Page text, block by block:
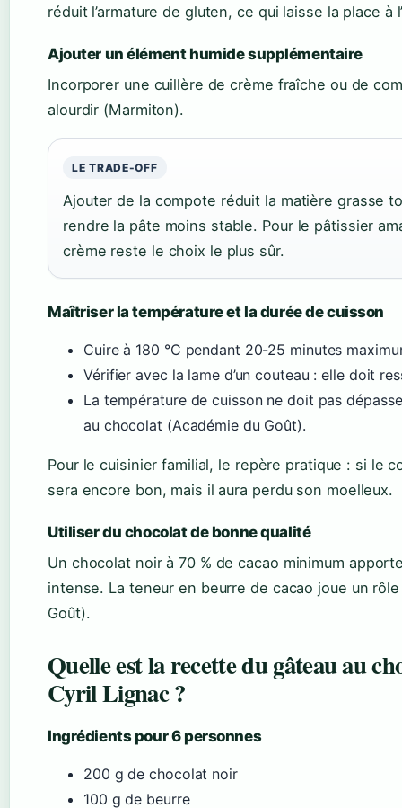
réduit l’armature de gluten, ce qui laisse la place à
Ajouter un élément humide supplémentaire
Incorporer une cuillère de crème fraîche ou de
alourdir (Marmiton).
LE TRADE-OFF
Ajouter de la compote réduit la matière grasse
rendre la pâte moins stable. Pour le pâtissier
crème reste le choix le plus sûr.
Maîtriser la température et la durée de cuisson
Cuire à 180 °C pendant 20-25 minutes
Vérifier avec la lame d’un couteau : elle doit
La température de cuisson ne doit pas
au chocolat (Académie du Goût).
Pour le cuisinier familial, le repère pratique : si le
sera encore bon, mais il aura perdu son moelleux.
Utiliser du chocolat de bonne qualité
Un chocolat noir à 70 % de cacao minimum
intense. La teneur en beurre de cacao joue un
Goût).
Quelle est la recette du gâteau au
Cyril Lignac ?
Ingrédients pour 6 personnes
200 g de chocolat noir
100 g de beurre